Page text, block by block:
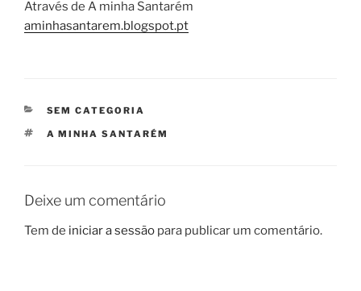
Através de A minha Santarém
aminhasantarem.blogspot.pt
CATEGORIAS
SEM CATEGORIA
ETIQUETAS
A MINHA SANTARÉM
Deixe um comentário
Tem de iniciar a sessão para publicar um comentário.